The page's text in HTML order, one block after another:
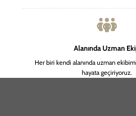
Alanında Uzman
Her biri kendi alanında uzman
hayata geçiriyoruz.